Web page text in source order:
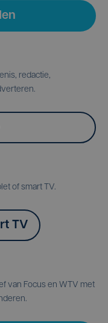
redactie,
of smart TV.
TV
van Focus en WTV met